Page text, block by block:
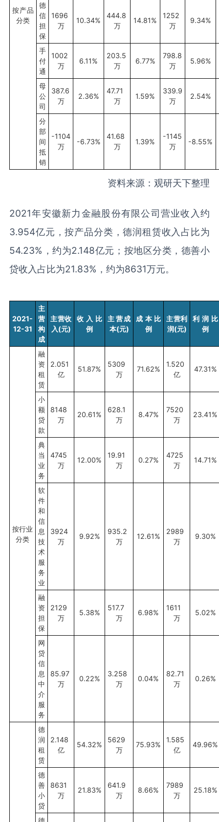
按产品
分类
德
信
担
保
1696
万
10.34%
444.8
万
14.81%
1252
万
9.34%
手
付
通
1002
万
6.11%
203.5
万
6.77%
798.8
万
5.96%
母
公
司
387.6
万
2.36%
47.71
万
1.59%
339.9
万
2.54%
分
部
间
抵
销
-1104
万
-6.73%
41.68
万
1.39%
-1145
万
-8.55%
资料来源：观研天下整理
2021年安徽新力金融股份有限公司营业收入约
3.954亿元，按产品分类，德润租赁收入占比为
54.23% ，约为2.148亿元；按地区分类，德善小
贷收入占比为21.83% ，约为8631万元。
2021-
12-31
主
营
构
成
主营收
入(元)
收入比
例
主营成
本(元)
成本比
例
主营利
润(元)
利润比
例
按行业
分类
融
资
租
赁
2.051
亿
51.87%
5309
万
71.62%
1.520
亿
47.31%
小
额
贷
款
8148
万
20.61%
628.1
万
8.47%
7520
万
23.41%
典
当
业
务
4745
万
12.00%
19.91
万
0.27%
4725
万
14.71%
软
件
和
信
息
技
术
服
务
业
3924
万
9.92%
935.2
万
12.61%
2989
万
9.30%
融
资
担
保
2129
万
5.38%
517.7
万
6.98%
1611
万
5.02%
网
贷
信
息
中
介
服
务
85.97
万
0.22%
3.258
万
0.04%
82.71
万
0.26%
德
润
租
赁
2.148
亿
54.32%
5629
万
75.93%
1.585
亿
49.96%
德
善
小
贷
8631
万
21.83%
641.9
万
8.66%
7989
万
25.18%
德